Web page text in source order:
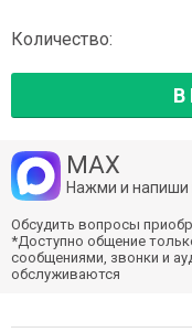
Количество:
В
MAX
Нажми и напиши
Обсудить вопросы
*Доступно общение
сообщениями, звонки и
обслуживаются